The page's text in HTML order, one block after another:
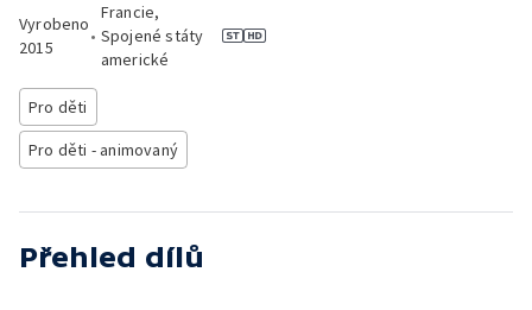
Vyrobeno
2015
•
Francie,
Spojené státy
americké
Pro děti
Pro děti - animovaný
Přehled dílů